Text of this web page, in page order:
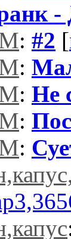
-
: #2 [
:
: Не
:
: